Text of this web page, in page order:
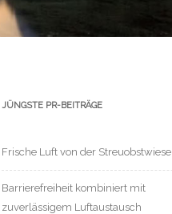
JÜNGSTE PR-BEITRÄGE
Frische Luft von der Streuobstwiese
Barrierefreiheit kombiniert mit
zuverlässigem Luftaustausch